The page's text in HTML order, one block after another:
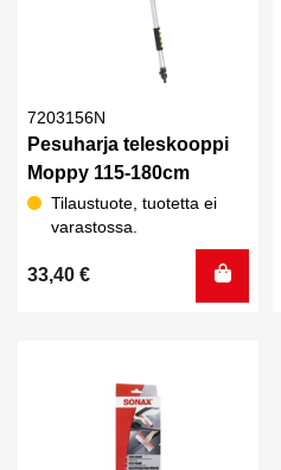
7203156N
Pesuharja teleskooppi
Moppy 115-180cm
Tilaustuote, tuotetta ei
varastossa.
33,40 €